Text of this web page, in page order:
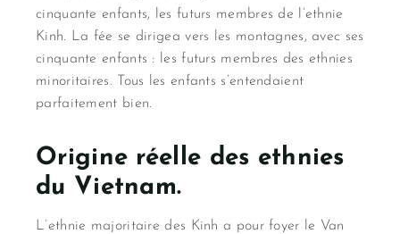
cinquante enfants, les futurs membres de l’ethnie
Kinh. La fée se dirigea vers les montagnes, avec ses
cinquante enfants : les futurs membres des ethnies
minoritaires. Tous les enfants s’entendaient
parfaitement bien.
Origine réelle des ethnies
du Vietnam.
L’ethnie majoritaire des Kinh a pour foyer le Van